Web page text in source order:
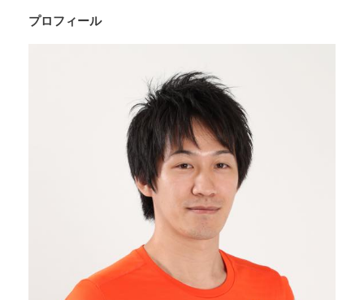
プロフィール